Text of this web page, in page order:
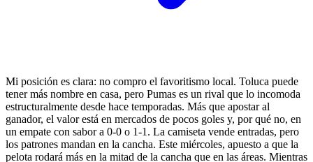
Mi posición es clara: no compro el favoritismo local. Toluca puede
tener más nombre en casa, pero Pumas es un rival que lo incomoda
estructuralmente desde hace temporadas. Más que apostar al
ganador, el valor está en mercados de pocos goles y, por qué no, en
un empate con sabor a 0-0 o 1-1. La camiseta vende entradas, pero
los patrones mandan en la cancha. Este miércoles, apuesto a que la
pelota rodará más en la mitad de la cancha que en las áreas. Mientras